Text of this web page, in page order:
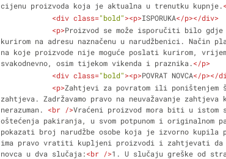
cijenu proizvoda koja je aktualna u trenutku kupnje.
<div class="bold"><p>ISPORUKA</p></div>
<p>Proizvod se može isporučiti bilo
kurirom na adresu naznačenu u narudžbenici. Način
na koje proizvode nije moguće poslati kurirom,
svakodnevno, osim tijekom vikenda i praznika.</p>
<div class="bold"><p>POVRAT NOVCA</p></
<p>Zahtjevi za povratom ili poništenjem
zahtjeva. Zadržavamo pravo na neuvažavanje
nerazuman. <br />Vraćeni proizvod mora biti u
oštećenja pakiranja, u svom potpunom i originalnom
pokazati broj narudžbe osobe koja je izvorno
ima pravo vratiti kupljeni proizvodi i zahtjevati
novca u dva slučaja:<br />1. U slučaju greške od